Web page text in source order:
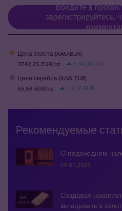
Войдите в
зарегистрируйтесь,
Цена золота (XAU-EUR)
3742,25 EUR/oz
+ 44,00 EUR
Цена серебра (XAG-EUR)
55,58 EUR/oz
+ 2,10 EUR
Рекомендуемые
О подоходном
09.01.2025
Создавая
вкладывать в